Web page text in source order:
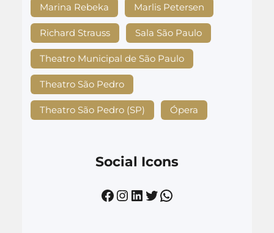
Marina Rebeka Marlis Petersen
Richard Strauss Sala São Paulo
Theatro Municipal de São Paulo
Theatro São Pedro
Theatro São Pedro (SP) Ópera
Social Icons
Facebook Instagram LinkedIn Twitter WhatsApp